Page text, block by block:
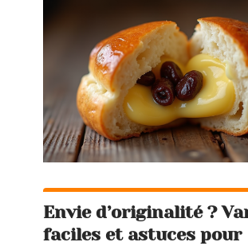
Envie d’originalité ?
faciles et astuces pour